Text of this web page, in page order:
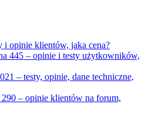
i opinie klientów, jaka cena?
445 – opinie i testy użytkowników,
– testy, opinie, dane techniczne,
– opinie klientów na forum,